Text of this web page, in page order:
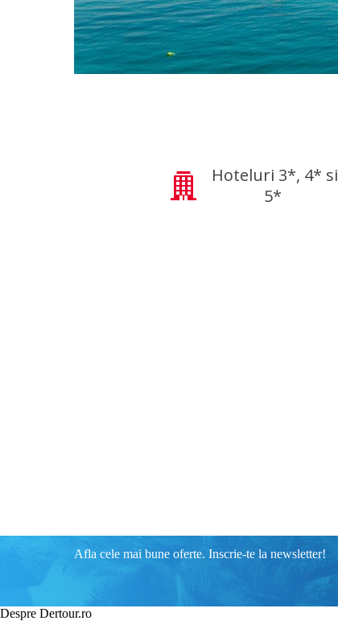
Hoteluri 3*, 4* si
5*
Afla cele mai bune oferte. Inscrie-te la newsletter!
Despre Dertour.ro